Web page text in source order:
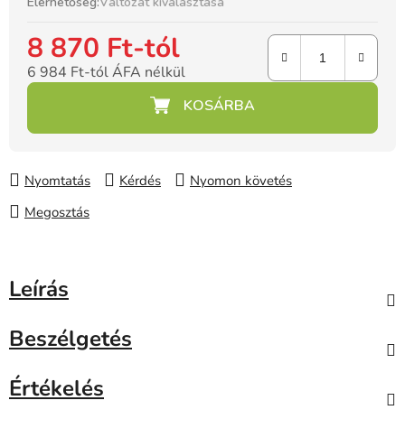
8 870 Ft-tól
6 984 Ft-tól ÁFA nélkül
Nyomtatás Kérdés
Nyomon követés
Megosztás
Leírás
Beszélgetés
Értékelés